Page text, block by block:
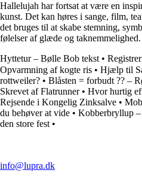
Hallelujah har fortsat at være en
kunst. Det kan høres i sange, film,
det bruges til at skabe stemning,
følelser af glæde og taknemmelighed.
Hyttetur – Bølle Bob tekst •
Opvarmning af kogte ris • Hjælp til
rottweiler? • Blåsten = forbudt ?? –
Skrevet af Flatrunner• Hvor hurtig
Rejsende i Kongelig Zinksalve •
du behøver at vide • Kobberbryllup –
den store fest •
info@lupra.dk